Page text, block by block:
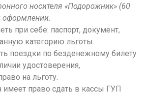
носителя «Подорожник» (60
оформлении.
при себе: паспорт, документ,
категорию льготы.
поездки по безденежному билету
удостоверения,
на льготу.
право сдать в кассы ГУП